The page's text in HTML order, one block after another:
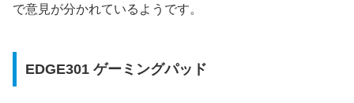
で意見が分かれているようです。
EDGE301 ゲーミングパッド